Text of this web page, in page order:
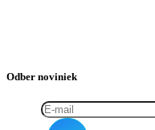
Odber noviniek